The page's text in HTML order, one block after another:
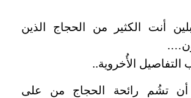
أنت الكثير من الحجاج الذين
الأُخروية..
تشُم رائحة الحجاج من على